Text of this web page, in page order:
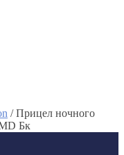
/Прицел ночного
Бк